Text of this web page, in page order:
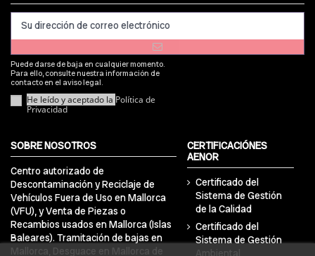
Puede darse de baja en cualquier momento.
Para ello, consulte nuestra información de
contacto en el aviso legal.
He leído y aceptado la Política de
Privacidad
SOBRE NOSOTROS
Centro autorizado de
Descontaminación y Reciclaje de
Vehículos Fuera de Uso en Mallorca
(VFU), y Venta de Piezas o
Recambios usados en Mallorca (Islas
Baleares). Tramitación de bajas en
Mallorca, Desguace en Mallorca de
CERTIFICACIÓNES
AENOR
Certificado del
Sistema de Gestión
de la Calidad
Certificado del
Sistema de Gestión
Ambiental